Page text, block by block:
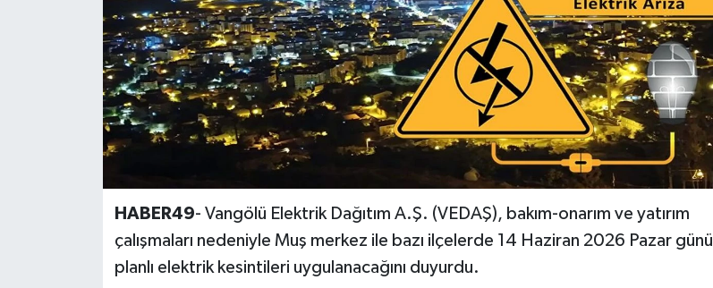
HABER49- Vangölü Elektrik Dağıtım A.Ş. (VEDAŞ), bakım-onarım ve yatırım
çalışmaları nedeniyle Muş merkez ile bazı ilçelerde 14 Haziran 2026 Pazar günü
planlı elektrik kesintileri uygulanacağını duyurdu.
Hasköy